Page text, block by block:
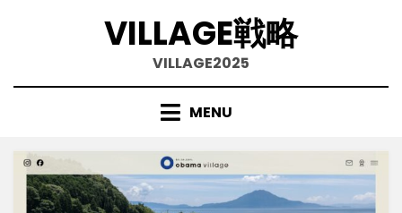
VILLAGE戦略
VILLAGE2025
content
MENU